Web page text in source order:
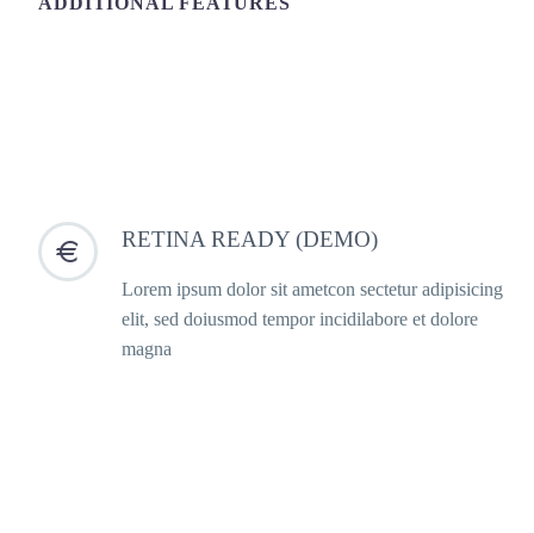

 RETINA READY (DEMO)
Lorem ipsum dolor sit ametcon sectetur adipisicing
elit, sed doiusmod tempor incidilabore et dolore
magna